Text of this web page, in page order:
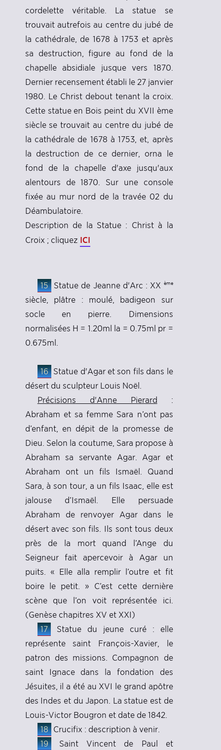
cordelette véritable. La statue se
trouvait autrefois au centre du jubé de
la cathédrale, de 1678 à 1753 et après
sa destruction, figure au fond de la
chapelle absidiale jusque vers 1870.
Dernier recensement établi le 27 janvier
1980. Le Christ debout tenant la croix.
Cette statue en Bois peint du XVII ème
siècle se trouvait au centre du jubé de
la cathédrale de 1678 à 1753, et, après
la destruction de ce dernier, orna le
fond de la chapelle d'axe jusqu'aux
alentours de 1870. Sur une console
fixée au mur nord de la travée 02 du
Déambulatoire.
Description de la Statue : Christ à la
Croix ; cliquez ICI
15 Statue de Jeanne d'Arc : XX ème
siècle, plâtre : moulé, badigeon sur
socle en pierre. Dimensions
normalisées H = 1.20ml la = 0.75ml pr =
0.675ml.
16 Statue d'Agar et son fils dans le
désert du sculpteur Louis Noël.
Précisions d'Anne Pierard :
Abraham et sa femme Sara n’ont pas
d’enfant, en dépit de la promesse de
Dieu. Selon la coutume, Sara propose à
Abraham sa servante Agar. Agar et
Abraham ont un fils Ismaël. Quand
Sara, à son tour, a un fils Isaac, elle est
jalouse d’Ismaël. Elle persuade
Abraham de renvoyer Agar dans le
désert avec son fils. Ils sont tous deux
près de la mort quand l’Ange du
Seigneur fait apercevoir à Agar un
puits. « Elle alla remplir l’outre et fit
boire le petit. » C’est cette dernière
scène que l’on voit représentée ici.
(Genèse chapitres XV et XXI)
17 Statue du jeune curé : elle
représente saint François-Xavier, le
patron des missions. Compagnon de
saint Ignace dans la fondation des
Jésuites, il a été au XVI le grand apôtre
des Indes et du Japon. La statue est de
Louis-Victor Bougron et date de 1842.
18 Crucifix : description à venir.
19 Saint Vincent de Paul et